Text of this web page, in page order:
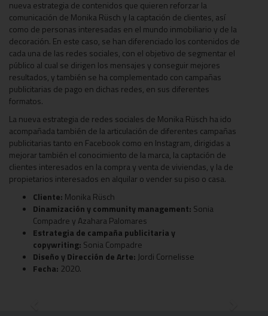
nueva estrategia de contenidos que quieren reforzar la
comunicación de Monika Rüsch y la captación de clientes, así
como de personas interesadas en el mundo inmobiliario y de la
decoración. En este caso, se han diferenciado los contenidos de
cada una de las redes sociales, con el objetivo de segmentar el
público al cual se dirigen los mensajes y conseguir mejores
resultados, y también se ha complementado con campañas
publicitarias de pago en dichas redes, en sus diferentes
formatos.
La nueva estrategia de redes sociales de Monika Rüsch ha ido
acompañada también de la articulación de diferentes campañas
publicitarias tanto en Facebook como en Instagram, dirigidas a
mejorar también el conocimiento de la marca, la captación de
clientes interesados en la compra y venta de viviendas, y la de
propietarios interesados en alquilar o vender su piso o casa.
Cliente: Monika Rüsch
Dinamización y community management: Sonia
Compadre y Azahara Palomares
Estrategia de campaña publicitaria y
copywriting: Sonia Compadre
Diseño y Dirección de Arte: Jordi Cornelisse
Fecha: 2020.